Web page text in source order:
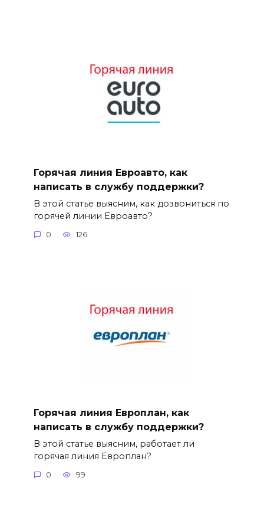
Горячая линия Евроавто, как
написать в службу поддержки?
В этой статье выясним, как дозвониться по
горячей линии Евроавто?
0 126
Горячая линия Европлан, как
написать в службу поддержки?
В этой статье выясним, работает ли
горячая линия Европлан?
0 99